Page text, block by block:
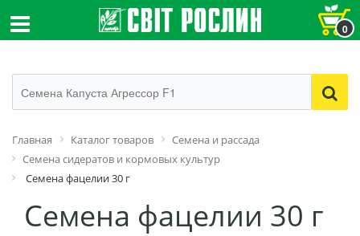
0
Главная Каталог товаров
Семена и рассада
Семена сидератов и кормовых культур
Семена фацелии 30 г
Семена фацелии 30 г